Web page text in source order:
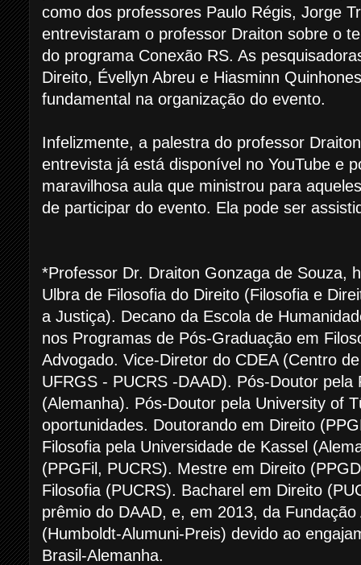
como dos professores Paulo Régis, Jorge
entrevistaram o professor Draiton sobre o
do programa Conexão RS. As
Direito, Évellyn Abreu e Hiasminn
fundamental na organização do evento.
Infelizmente, a palestra do professor
entrevista já está disponível no YouTube e
maravilhosa aula que ministrou para
de participar do evento. Ela pode ser
*Professor Dr. Draiton Gonzaga de Souza,
Ulbra de Filosofia do Direito (Filosofia e
a Justiça). Decano da Escola de
nos Programas de Pós-Graduação em
Advogado. Vice-Diretor do CDEA (Centro
UFRGS - PUCRS -DAAD). Pós-Doutor
(Alemanha). Pós-Doutor pela University of
oportunidades. Doutorando em Direito
Filosofia pela Universidade de Kassel
(PPGFil, PUCRS). Mestre em Direito
Filosofia (PUCRS). Bacharel em Direito
prêmio do DAAD, e, em 2013, da
(Humboldt-Alumuni-Preis) devido ao
Brasil-Alemanha.